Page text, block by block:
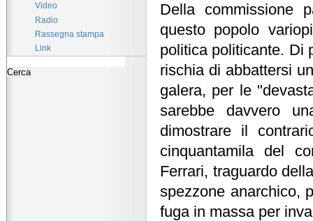
Video
Radio
Rassegna stampa
Link
Della commissione
questo popolo
politica politicante. Di
rischia di abbattersi
galera, per le
sarebbe davvero
dimostrare il
cinquantamila del
Ferrari, traguardo
spezzone anarchico,
fuga in massa per